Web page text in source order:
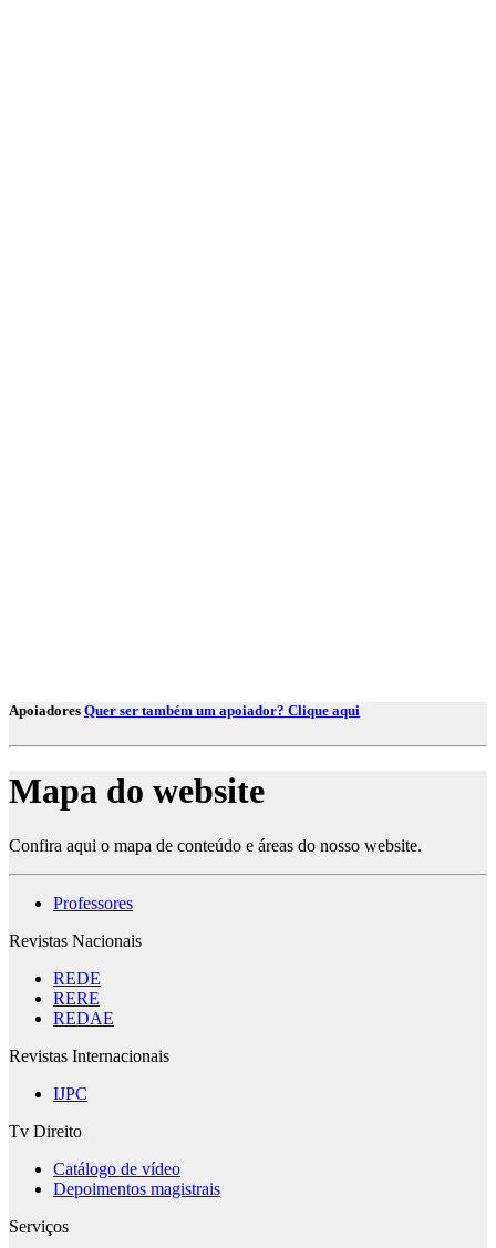
Apoiadores Quer ser também um apoiador? Clique aqui
Mapa do website
Confira aqui o mapa de conteúdo e áreas do nosso website.
Professores
Revistas Nacionais
REDE
RERE
REDAE
Revistas Internacionais
IJPC
Tv Direito
Catálogo de vídeo
Depoimentos magistrais
Serviços